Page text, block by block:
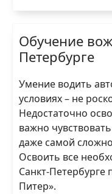
Обучение
Петербурге
Умение водить
условиях – не
Недостаточно
важно
даже самой
Освоить все
Санкт-
Питер».